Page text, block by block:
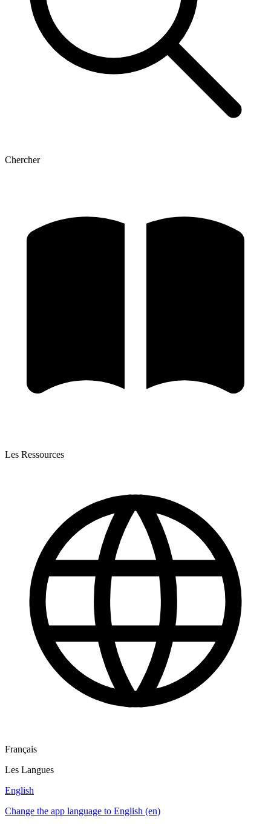
Chercher
Les Ressources
Français
Les Langues
English
Change the app language to English (en)